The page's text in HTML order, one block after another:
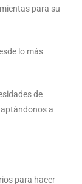
para su
lo más
de
a
para hacer